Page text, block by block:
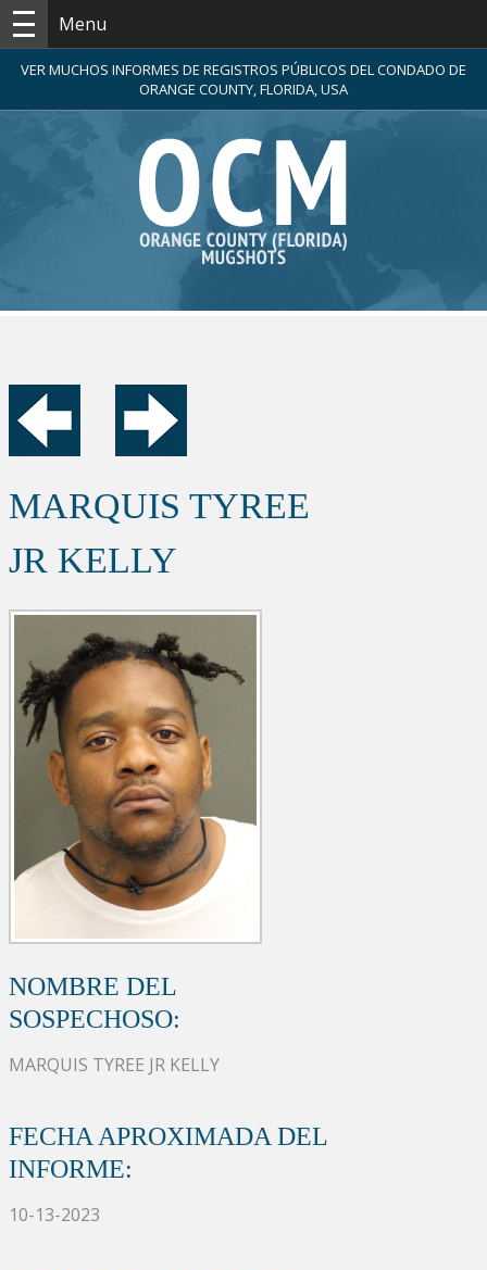
Menu
VER MUCHOS INFORMES DE REGISTROS PÚBLICOS DEL CONDADO DE
ORANGE COUNTY, FLORIDA, USA
MARQUIS TYREE
JR KELLY
NOMBRE DEL
SOSPECHOSO:
MARQUIS TYREE JR KELLY
FECHA APROXIMADA DEL
INFORME:
10-13-2023